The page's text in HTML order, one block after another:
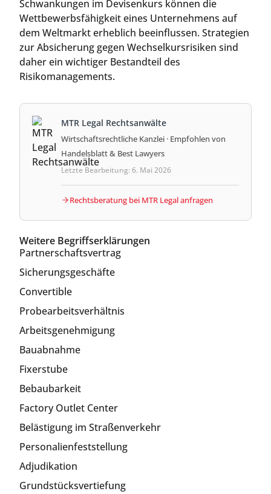
Schwankungen im Devisenkurs können die
Wettbewerbsfähigkeit eines Unternehmens auf
dem Weltmarkt erheblich beeinflussen. Strategien
zur Absicherung gegen Wechselkursrisiken sind
daher ein wichtiger Bestandteil des
Risikomanagements.
MTR Legal Rechtsanwälte
Wirtschaftsrechtliche Kanzlei · Empfohlen von
Handelsblatt & Best Lawyers
Letzte Bearbeitung: 6. Mai 2026
Rechtsberatung bei MTR Legal anfragen
Weitere Begriffserklärungen
Partnerschaftsvertrag
Sicherungsgeschäfte
Convertible
Probearbeitsverhältnis
Arbeitsgenehmigung
Bauabnahme
Fixerstube
Bebaubarkeit
Factory Outlet Center
Belästigung im Straßenverkehr
Personalienfeststellung
Adjudikation
Grundstücksvertiefung